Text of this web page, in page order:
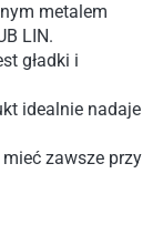
metalem
LIN.
gładki i
idealnie nadaje
zawsze przy